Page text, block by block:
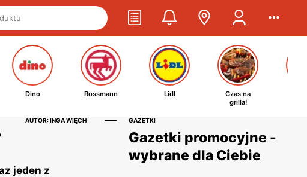
Dino Rossmann Lidl
Czas na
grilla!
AUTOR: INGA WIĘCH
jeden z
GAZETKI
Gazetki promocyjne -
wybrane dla Ciebie